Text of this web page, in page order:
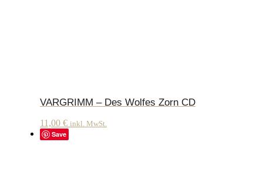
VARGRIMM – Des Wolfes Zorn CD
11,00 € inkl. MwSt.
Save